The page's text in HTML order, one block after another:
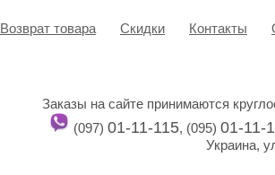
Возврат товара Cкидки Контакты
Заказы на сайте принимаются
(097) 01-11-115, (095) 01-11-
Украина,